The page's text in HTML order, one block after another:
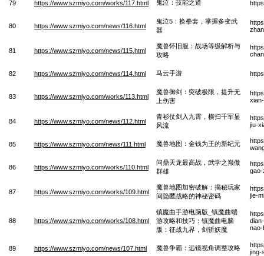
79 https://www.szmiyo.com/works/117.html 鬼泣：技能之道
80 https://www.szmiyo.com/news/116.html
鬼泣5：换拳套，掌握多变武
器
81 https://www.szmiyo.com/news/115.html
魔兽怀旧服：战场等级解析与
攻略
82 https://www.szmiyo.com/news/114.html 马云手游
83 https://www.szmiyo.com/works/113.html
魔兽御剑：突破极限，提升无
上伤害
84 https://www.szmiyo.com/news/112.html
青衫仗剑入九霄，横扫千军显
风流
jiu-
85 https://www.szmiyo.com/news/111.html 魔兽地图：金钱为王的新纪元
86 https://www.szmiyo.com/works/110.html
问鼎天龙最高战，武学之巅傲
群雄
87 https://www.szmiyo.com/works/109.html
魔兽地图加密破解：揭秘玩家
间隐匿战略的神秘密码
jie-
88 https://www.szmiyo.com/works/108.html
镇魔曲手游电脑版_镇魔曲端
游攻略和技巧：镇魔曲电脑
版：征战九界，剑斩妖魔
nao-
89 https://www.szmiyo.com/news/107.html 魔兽争霸：远镜视角调整攻略
jing-